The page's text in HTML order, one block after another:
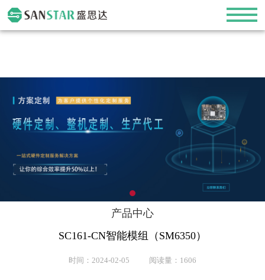
产品中心
SC161-CN智能模组（SM6350）
时间：2024-02-05 阅读量：1606